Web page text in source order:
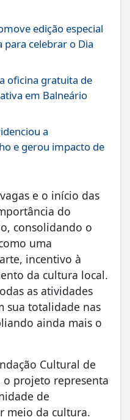
edição especial
para celebrar o Dia
oficina gratuita de
em Balneário
a
e gerou impacto de
e o início das
do
consolidando o
uma
incentivo à
da cultura local.
as atividades
sua totalidade nas
ainda mais o
Cultural de
o projeto representa
de
meio da cultura.